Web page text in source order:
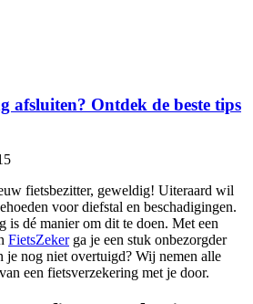
afsluiten? Ontdek de beste tips
fietsbezitter, geweldig! Uiteraard wil
voor diefstal en beschadigingen.
is dé manier om dit te doen. Met een
FietsZekerga je een stuk onbezorgder
je nog niet overtuigd? Wij nemen alle
een fietsverzekering met je door.